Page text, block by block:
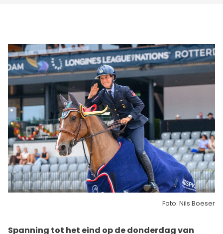
Foto: Nils Boeser
Spanning tot het eind op de donderdag van